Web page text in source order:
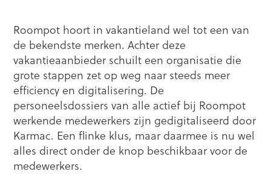
Roompot hoort in vakantieland wel tot een van
de bekendste merken. Achter deze
vakantieaanbieder schuilt een organisatie die
grote stappen zet op weg naar steeds meer
efficiency en digitalisering. De
personeelsdossiers van alle actief bij Roompot
werkende medewerkers zijn gedigitaliseerd door
Karmac. Een flinke klus, maar daarmee is nu wel
alles direct onder de knop beschikbaar voor de
medewerkers.